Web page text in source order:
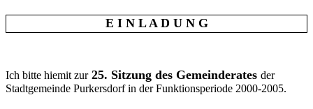
E I N L A D U N G
Ich bitte hiemit zur25. Sitzung des Gemeinderates der
Stadtgemeinde Purkersdorf in der Funktionsperiode 2000-2005.